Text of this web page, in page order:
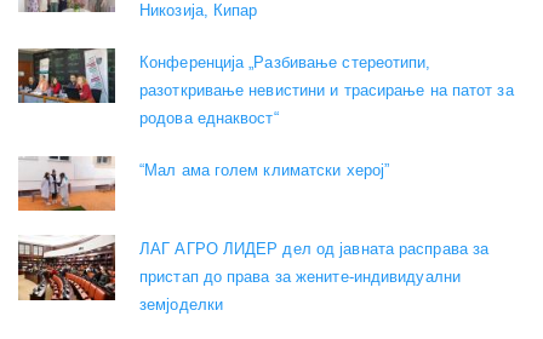
Никозија, Кипар
Конференција „Разбивање стереотипи,
разоткривање невистини и трасирање на патот за
родова еднаквост“
“Мал ама голем климатски херој”
ЛАГ АГРО ЛИДЕР дел од јавната расправа за
пристап до права за жените-индивидуални
земјоделки